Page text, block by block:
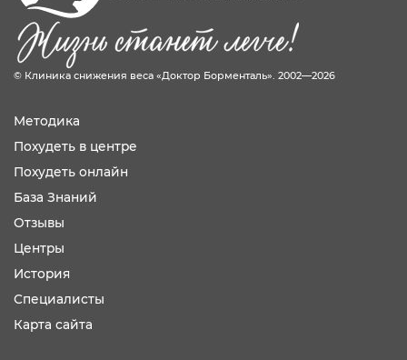
© Клиника снижения веса «Доктор Борменталь». 2002—2026
Методика
Похудеть в центре
Похудеть онлайн
База Знаний
Отзывы
Центры
История
Специалисты
Карта сайта